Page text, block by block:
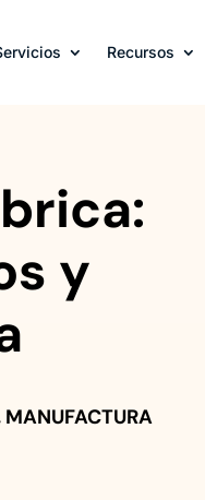
Recursos
y
MANUFACTURA